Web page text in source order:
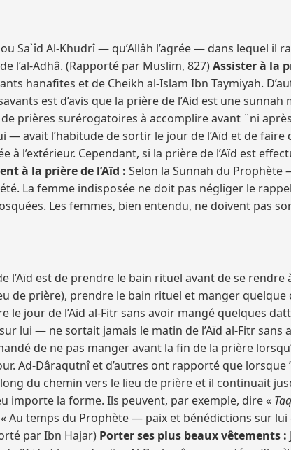
Sa`îd Al-Khudrî — qu’Allâh l’agrée — dans lequel
l’al-Adhâ. (Rapporté par Muslim, 827)Assister à la
hanafites et de Cheikh al-Islam Ibn Taymiyah.
est d’avis que la prière de l’Aid est une sunnah
de prières surérogatoires à accomplire avant ¨ni
avait l’habitude de sortir le jour de l’Aïd et de
à l’extérieur. Cependant, si la prière de l’Aïd est
à la prière de l’Aïd : Selon la Sunnah du
La femme indisposée ne doit pas négliger le
Les femmes, bien entendu, ne doivent pas
l’Aïd est de prendre le bain rituel avant de se
de prière), prendre le bain rituel et manger quelque
le jour de l’Aid al-Fitr sans avoir mangé quelques
lui — ne sortait jamais le matin de l’Aïd al-Fitr
de ne pas manger avant la fin de la prière
Ad-Dâraqutnî et d’autres ont rapporté que
du chemin vers le lieu de prière et il continuait
importe la forme. Ils peuvent, par exemple, dire «
Au temps du Prophète — paix et bénédictions sur
par Ibn Hajar) Porter ses plus beaux vêtements :